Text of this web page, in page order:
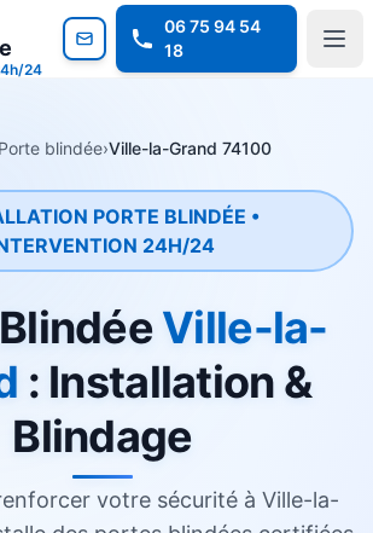
24
06 75 94 54
18
Porte blindée›Ville-la-Grand 74100
PORTE BLINDÉE •
24H/24
Ville-la-
: Installation &
Blindage
votre sécurité à Ville-la-